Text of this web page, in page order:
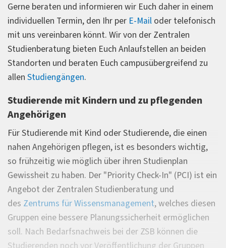
Manchmal kommt einem das Leben einfach dazwischen.
Es ist nicht schlimm, vom ursprünglichen Plan
abzuweichen. Wir unterstützen Euch bei Euren
Planungen und helfen Euch Euren Weg weiterzugehen.
Im Rahmen der psychosozialen Studienberatung wird
Hilfestellung bei der Planung der Kontaktaufnahmen zu
externen Beratungs- oder Therapiestellen bieten.
Gerne beraten und informieren wir Euch daher in einem
individuellen Termin, den Ihr per E-Mail oder telefonisch
mit uns vereinbaren könnt. Wir von der Zentralen
Studienberatung bieten Euch Anlaufstellen an beiden
Standorten und beraten Euch campusübergreifend zu
allen Studiengängen.
Studierende mit Kindern und zu pflegenden
Angehörigen
Für Studierende mit Kind oder Studierende, die einen
nahen Angehörigen pflegen, ist es besonders wichtig,
so frühzeitig wie möglich über ihren Studienplan
Gewissheit zu haben. Der "Priority Check-In" (PCI) ist ein
Angebot der Zentralen Studienberatung und
des Zentrums für Wissensmanagement, welches diesen
Gruppen eine bessere Planungssicherheit ermöglichen
soll. Nach Bedarfsnachweis bei der ZSB können die